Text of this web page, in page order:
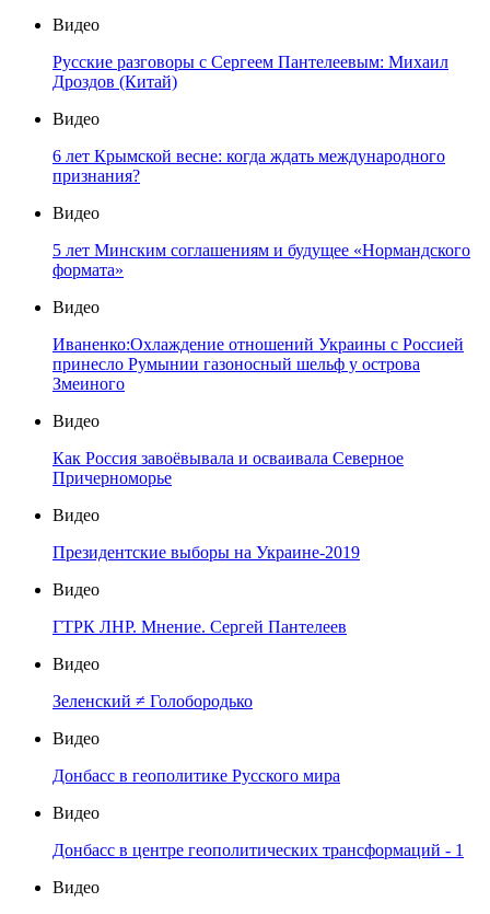
Видео
Русские разговоры с Сергеем Пантелеевым: Михаил
Дроздов (Китай)
Видео
6 лет Крымской весне: когда ждать международного
признания?
Видео
5 лет Минским соглашениям и будущее «Нормандского
формата»
Видео
Иваненко:Охлаждение отношений Украины с Россией
принесло Румынии газоносный шельф у острова
Змеиного
Видео
Как Россия завоёвывала и осваивала Северное
Причерноморье
Видео
Президентские выборы на Украине-2019
Видео
ГТРК ЛНР. Мнение. Сергей Пантелеев
Видео
Зеленский ≠ Голобородько
Видео
Донбасс в геополитике Русского мира
Видео
Донбасс в центре геополитических трансформаций - 1
Видео